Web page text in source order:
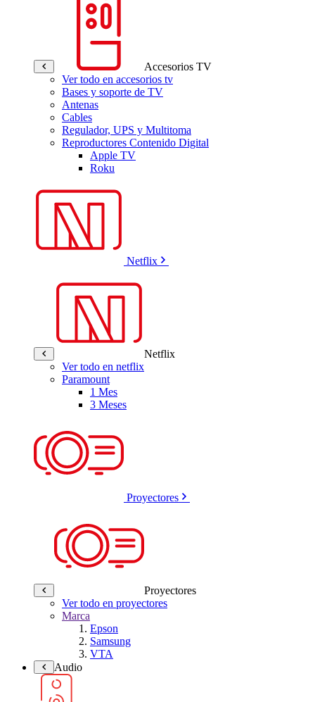
Accesorios TV
Ver todo en accesorios tv
Bases y soporte de TV
Antenas
Cables
Regulador, UPS y Multitoma
Reproductores Contenido Digital
Apple TV
Roku
Netflix
Netflix
Ver todo en netflix
Paramount
1 Mes
3 Meses
Proyectores
Proyectores
Ver todo en proyectores
Marca
Epson
Samsung
VTA
Audio